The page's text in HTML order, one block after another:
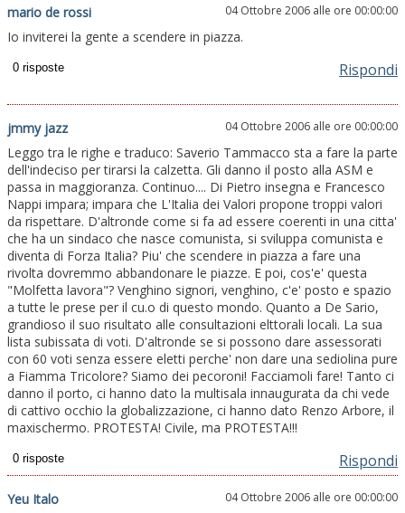
mario de rossi 04 Ottobre 2006 alle ore 00:00:00
Io inviterei la gente a scendere in piazza.
Rispondi
jmmy jazz 04 Ottobre 2006 alle ore 00:00:00
Leggo tra le righe e traduco: Saverio Tammacco sta a fare la parte
dell'indeciso per tirarsi la calzetta. Gli danno il posto alla ASM e
passa in maggioranza. Continuo.... Di Pietro insegna e Francesco
Nappi impara; impara che L'Italia dei Valori propone troppi valori
da rispettare. D'altronde come si fa ad essere coerenti in una citta'
che ha un sindaco che nasce comunista, si sviluppa comunista e
diventa di Forza Italia? Piu' che scendere in piazza a fare una
rivolta dovremmo abbandonare le piazze. E poi, cos'e' questa
"Molfetta lavora"? Venghino signori, venghino, c'e' posto e spazio
a tutte le prese per il cu.o di questo mondo. Quanto a De Sario,
grandioso il suo risultato alle consultazioni elttorali locali. La sua
lista subissata di voti. D'altronde se si possono dare assessorati
con 60 voti senza essere eletti perche' non dare una sediolina pure
a Fiamma Tricolore? Siamo dei pecoroni! Facciamoli fare! Tanto ci
danno il porto, ci hanno dato la multisala innaugurata da chi vede
di cattivo occhio la globalizzazione, ci hanno dato Renzo Arbore, il
maxischermo. PROTESTA! Civile, ma PROTESTA!!!
Rispondi
Yeu Italo 04 Ottobre 2006 alle ore 00:00:00